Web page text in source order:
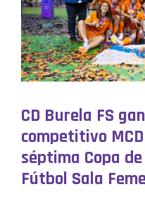
CD Burela FS
competitivo
séptima Copa
Fútbol Sala